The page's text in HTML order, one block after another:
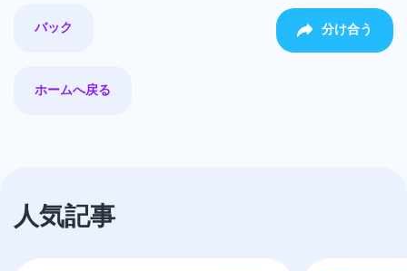
バック 分け合う
ホームへ戻る
人気記事